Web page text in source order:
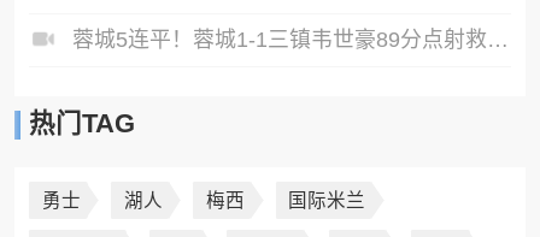
蓉城5连平！蓉城1-1三镇韦世豪89分点射救主费利佩造点李昂破门
热门TAG
勇士 湖人 梅西 国际米兰